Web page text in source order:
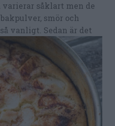
såklart men de
smör och
vanligt. Sedan är det